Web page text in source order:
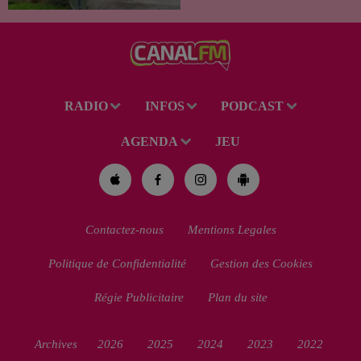
pour homicide...
RADIO INFOS PODCAST
AGENDA JEU
Contactez-nous Mentions Legales
Politique de Confidentialité Gestion des Cookies
Régie Publicitaire Plan du site
Archives 2026 2025 2024 2023 2022